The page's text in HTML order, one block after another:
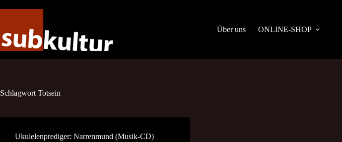
Über uns
ONLINE-SHOP
Schlagwort Totsein
Ukulelenprediger: Narrenmund (Musik-CD)